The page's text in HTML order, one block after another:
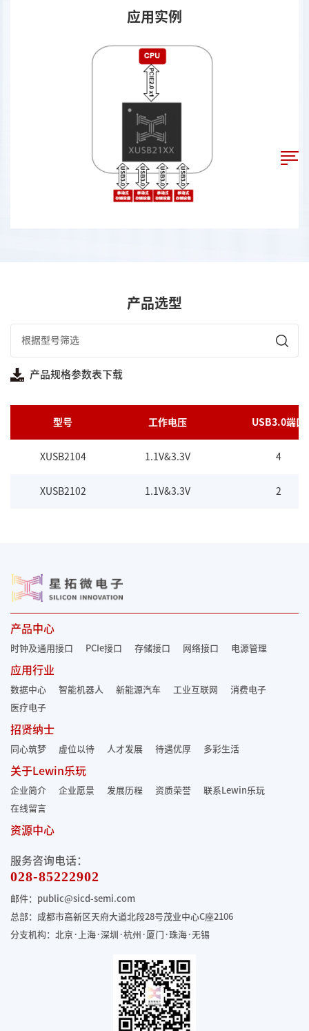
应用实例
产品选型
产品规格参数表下载
型号 工作电压 USB3.0端口
XUSB2104 1.1V&3.3V 4
XUSB2102 1.1V&3.3V 2
产品中心
时钟及通用接口 PCIe接口 存储接口 网络接口 电源管理
应用行业
数据中心 智能机器人 新能源汽车 工业互联网
消费电子
医疗电子
招贤纳士
同心筑梦 虚位以待 人才发展 待遇优厚 多彩生活
关于Lewin乐玩
企业简介 企业愿景 发展历程 资质荣誉
联系Lewin乐玩
在线留言
资源中心
服务咨询电话：
028-85222902
邮件：public@sicd-semi.com
总部：成都市高新区天府大道北段28号茂业中心C座2106
分支机构：北京·上海·深圳·杭州·厦门·珠海·无锡